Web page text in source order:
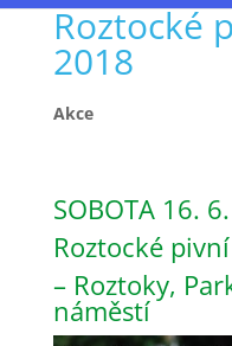
Roztocké
2018
Akce
SOBOTA 16.
Roztocké
– Roztoky,
náměstí